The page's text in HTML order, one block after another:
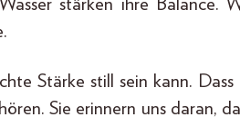
stärken ihre Balance.
Stärke still sein kann.
Sie erinnern uns daran,